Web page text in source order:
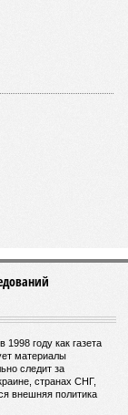
Global Top
смотрите,
к
больше,
давно
ненавидят
Сплошная